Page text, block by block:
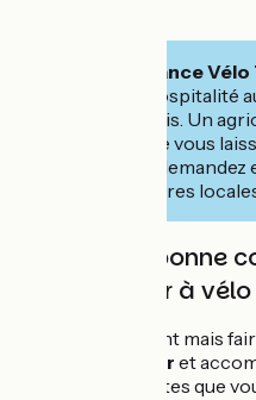
🧭 Conseil France
Demandez l'hospitalité
bon compromis. Un
souvent ravi de vous
la nuit si vous
belles rencontres
Le code de bonne
bivouaqueur à vélo
Ca semble évident mais
un ambassadeur et
des autres cyclistes que